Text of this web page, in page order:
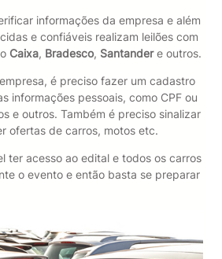
informações da empresa e além
e confiáveis realizam leilões com
Caixa, Bradesco, Santandere outros.
é preciso fazer um cadastro
informações pessoais, como CPF ou
e outros. Também é preciso sinalizar
ofertas de carros, motos etc.
ter acesso ao edital e todos os carros
o evento e então basta se preparar